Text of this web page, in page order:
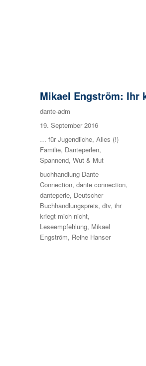
Mikael Engström: Ihr
Autor
dante-adm
Veröffentlicht
am
19. September 2016
Kategorien
… für Jugendliche,Alles (!)
Familie, Danteperlen,
Spannend,Wut & Mut
Schlagwörter
buchhandlung Dante
Connection,dante connection,
danteperle, Deutscher
Buchhandlungspreis,dtv,ihr
kriegt mich nicht,
Leseempfehlung, Mikael
Engström, Reihe Hanser